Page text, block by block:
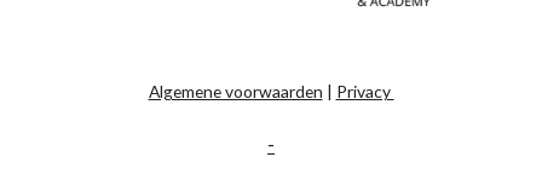
Algemene voorwaarden | Privacy
-